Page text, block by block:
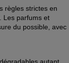
règles strictes en
Les parfums et
du possible, avec